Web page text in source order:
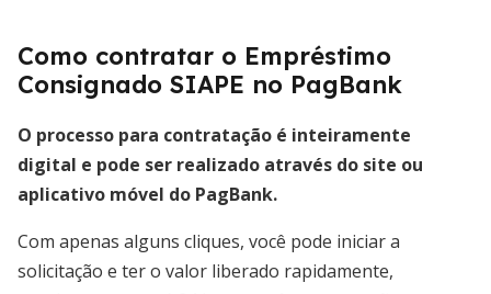
Como contratar o Empréstimo
Consignado SIAPE no PagBank
O processo para contratação é inteiramente
digital e pode ser realizado através do site ou
aplicativo móvel do PagBank.
Com apenas alguns cliques, você pode iniciar a
solicitação e ter o valor liberado rapidamente,